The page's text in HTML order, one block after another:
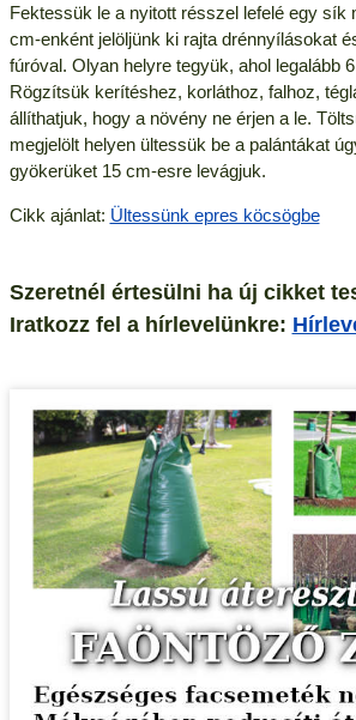
Fektessük le a nyitott résszel lefelé egy sík
cm-enként jelöljünk ki rajta drénnyílásokat
fúróval. Olyan helyre tegyük, ahol legalább
Rögzítsük kerítéshez, korláthoz, falhoz,
állíthatjuk, hogy a növény ne érjen a le.
megjelölt helyen ültessük be a palántákat
gyökerüket 15 cm-esre levágjuk.
Cikk ajánlat: Ültessünk epres köcsögbe
Szeretnél értesülni ha új cikket
Iratkozz fel a hírlevelünkre: